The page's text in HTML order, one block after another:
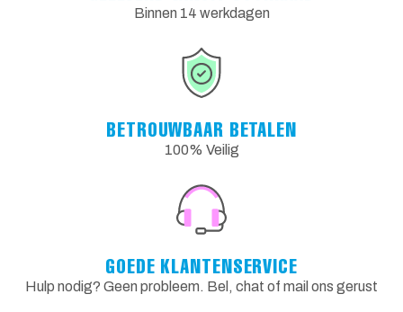
Binnen 14 werkdagen
BETROUWBAAR BETALEN
100% Veilig
GOEDE KLANTENSERVICE
Hulp nodig? Geen probleem. Bel, chat of mail ons gerust